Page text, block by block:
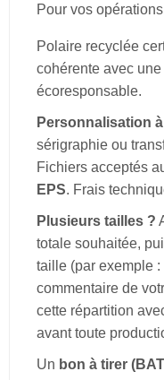
Pour vos
Polaire recyclée
cohérente avec
écoresponsable.
Personnalisation
sérigraphie ou
Fichiers acceptés
EPS. Frais
Plusieurs tailles ?
totale souhaitée,
taille (par exemple
commentaire de
cette répartition
avant toute
Un bon à tirer